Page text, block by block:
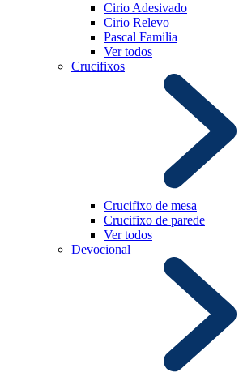
Cirio Adesivado
Cirio Relevo
Pascal Familia
Ver todos
Crucifixos
Crucifixo de mesa
Crucifixo de parede
Ver todos
Devocional